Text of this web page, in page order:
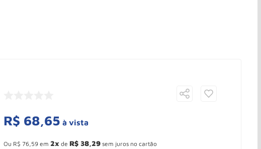
R$ 68,65 à vista
Ou R$ 76, 59em 2 de R$ 38,29sem juros no cartão